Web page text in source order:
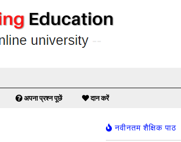
अपना प्रश्न पूछें दान करें
नवीनतम शैक्षिक पाठ